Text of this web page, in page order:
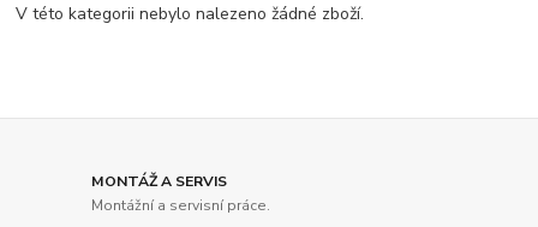
V této kategorii nebylo nalezeno žádné zboží.
MONTÁŽ A SERVIS
Montážní a servisní práce.